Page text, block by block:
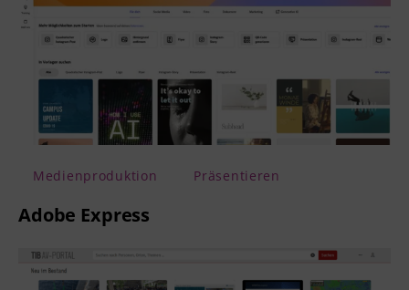
Medienproduktion Präsentieren
Adobe Express